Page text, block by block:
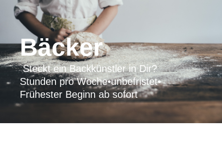
Bäcker
Steckt ein Backkünstler in Dir?
Stunden pro Woche•unbefristet•
Frühester Beginn ab sofort